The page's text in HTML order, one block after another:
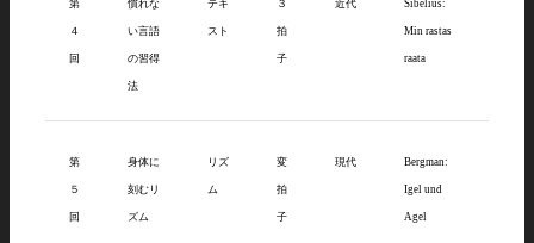
第
４
回
慣れな
い言語
の習得
法
テキ
スト
３
拍
子
近代 Sibelius:
Min rastas
raata
第
５
回
身体に
刻むリ
ズム
リズ
ム
変
拍
子
現代 Bergman:
Igel und
Agel